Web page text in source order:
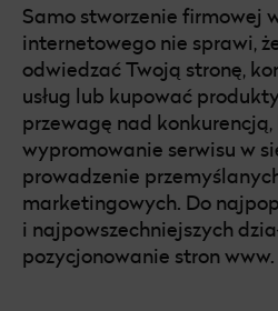
Pozycjonowanie Szczecin
Pozycjonowanie Tarnów
Pozycjonowanie Radom
Pozycjonowanie WordPress
Pozycjonowanie Ruda Śląska
Pozycjonowanie Toruń
Samo stworzenie firmowej
internetowego nie sprawi,
odwiedzać Twoją stronę,
usług lub kupować
przewagę nad
wypromowanie serwisu w
prowadzenie
marketingowych. Do
i najpowszechniejszych
pozycjonowanie stron www.